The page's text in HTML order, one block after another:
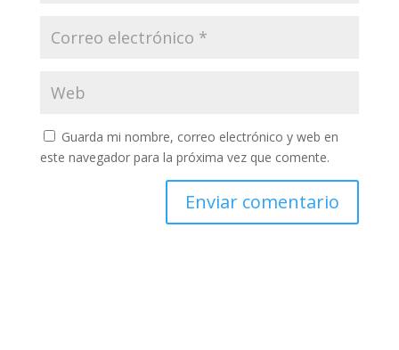
Guarda mi nombre, correo electrónico y web en
este navegador para la próxima vez que comente.